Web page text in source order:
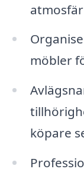
atmosfär
möbler
köpare